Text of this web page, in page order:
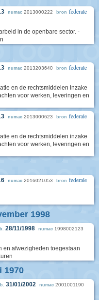
numac 2013000222 bron federale
in de openbare sector. -
numac 2013203640 bron federale
en de rechtsmiddelen inzake
voor werken, leveringen en
numac 2013000623 bron federale
en de rechtsmiddelen inzake
voor werken, leveringen en
numac 2016021053 bron federale
1998
28/11/1998 numac 1998002123
en afwezigheden toegestaan
1970
31/01/2002 numac 2001001190